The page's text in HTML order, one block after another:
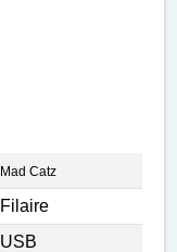
Mad Catz
Filaire
USB